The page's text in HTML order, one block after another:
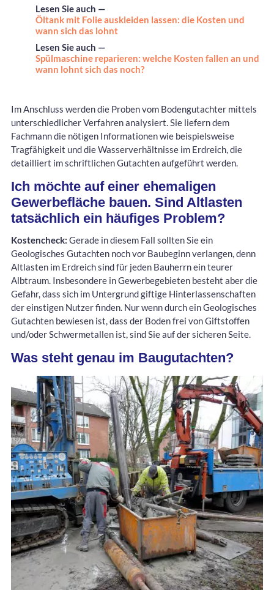
Lesen Sie auch —
Öltank mit Folie auskleiden lassen: die Kosten und
wann sich das lohnt
Lesen Sie auch —
Spülmaschine reparieren: welche Kosten fallen an und
wann lohnt sich das noch?
Im Anschluss werden die Proben vom Bodengutachter mittels
unterschiedlicher Verfahren analysiert. Sie liefern dem
Fachmann die nötigen Informationen wie beispielsweise
Tragfähigkeit und die Wasserverhältnisse im Erdreich, die
detailliert im schriftlichen Gutachten aufgeführt werden.
Ich möchte auf einer ehemaligen
Gewerbefläche bauen. Sind Altlasten
tatsächlich ein häufiges Problem?
Kostencheck: Gerade in diesem Fall sollten Sie ein
Geologisches Gutachten noch vor Baubeginn verlangen, denn
Altlasten im Erdreich sind für jeden Bauherrn ein teurer
Albtraum. Insbesondere in Gewerbegebieten besteht aber die
Gefahr, dass sich im Untergrund giftige Hinterlassenschaften
der einstigen Nutzer finden. Nur wenn durch ein Geologisches
Gutachten bewiesen ist, dass der Boden frei von Giftstoffen
und/oder Schwermetallen ist, sind Sie auf der sicheren Seite.
Was steht genau im Baugutachten?